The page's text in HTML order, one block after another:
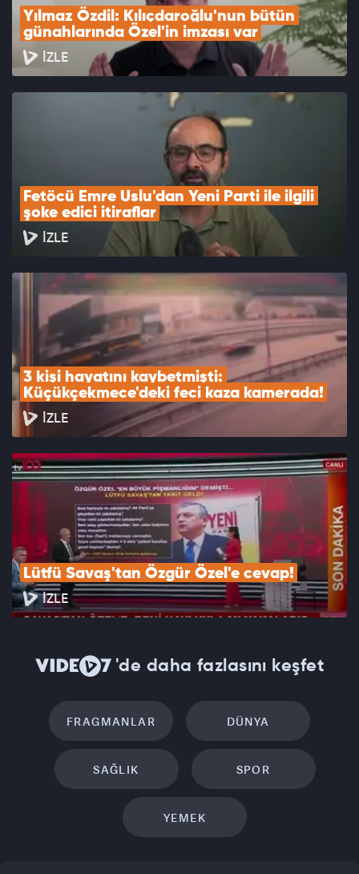
Yılmaz Özdil: Kılıçdaroğlu'nun bütün
günahlarında Özel'in imzası var
İZLE
Fetöcü Emre Uslu'dan Yeni Parti ile ilgili
şoke edici itiraflar
İZLE
3 kişi hayatını kaybetmişti:
Küçükçekmece'deki feci kaza kamerada!
İZLE
Lütfü Savaş'tan Özgür Özel'e cevap!
İZLE
'de daha fazlasını keşfet
FRAGMANLAR DÜNYA
SAĞLIK SPOR
YEMEK